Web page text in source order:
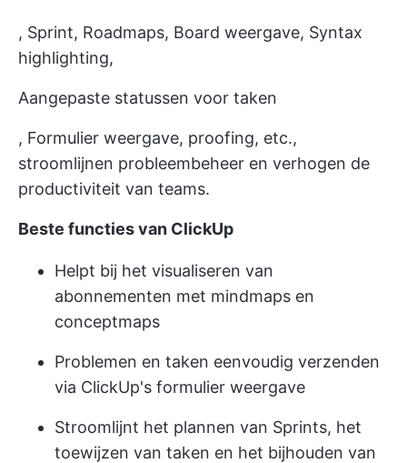
, Sprint, Roadmaps, Board weergave, Syntax
highlighting,
Aangepaste statussen voor taken
, Formulier weergave, proofing, etc.,
stroomlijnen probleembeheer en verhogen de
productiviteit van teams.
Beste functies van ClickUp
Helpt bij het visualiseren van
abonnementen met mindmaps en
conceptmaps
Problemen en taken eenvoudig verzenden
via ClickUp's formulier weergave
Stroomlijnt het plannen van Sprints, het
toewijzen van taken en het bijhouden van